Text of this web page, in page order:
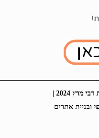
מרץ 2024 |
ובניית אתרים